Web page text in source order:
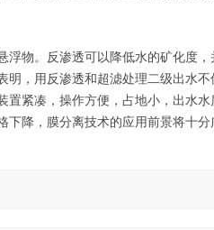
浮物。反渗透可以降低水的矿化度
，用反渗透和超滤处理二级出水不
紧凑，操作方便，占地小，出水水
降，膜分离技术的应用前景将十分